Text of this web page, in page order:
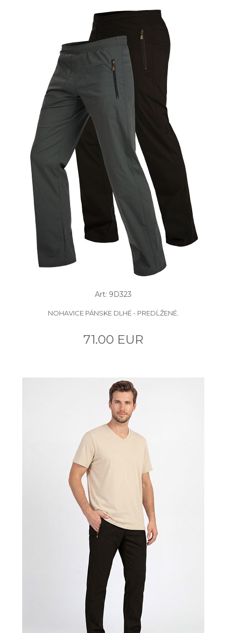
Art: 9D323
NOHAVICE PÁNSKE DLHÉ - PREDĹŽENÉ.
71.00 EUR